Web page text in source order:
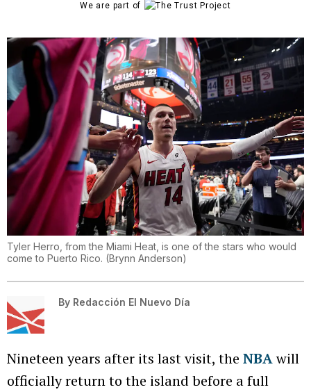
We are part of
Tyler Herro, from the Miami Heat, is one of the stars who would
come to Puerto Rico. (Brynn Anderson)
By Redacción El Nuevo Día
Nineteen years after its last visit, the NBAwill
officially return to the island before a full